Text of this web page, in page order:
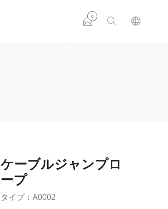
0
ケーブルジャンプロ
ープ
タイプ：A0002